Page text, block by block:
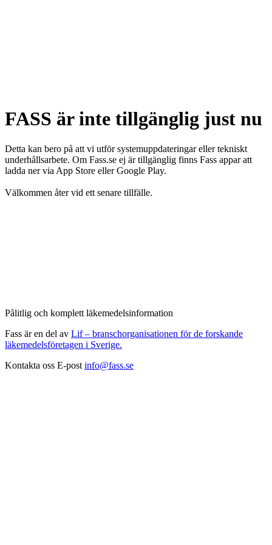
FASS är inte tillgänglig just nu
Detta kan bero på att vi utför systemuppdateringar eller tekniskt
underhållsarbete. Om Fass.se ej är tillgänglig finns Fass appar att
ladda ner via App Store eller Google Play.
Välkommen åter vid ett senare tillfälle.
Pålitlig och komplett läkemedelsinformation
Fass är en del av Lif – branschorganisationen för de forskande
läkemedelsföretagen i Sverige.
Kontakta oss E-post info@fass.se